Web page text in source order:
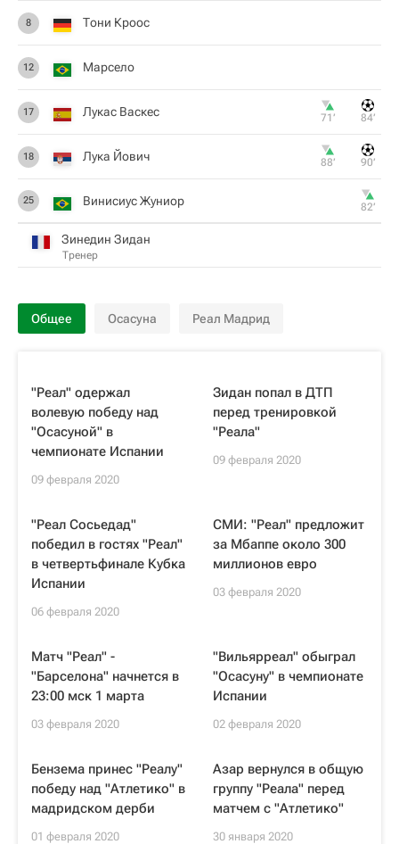
8 Тони Кроос
12 Марсело
17 Лукас Васкес 71‎’‎ 84‎’‎
18 Лука Йович 88‎’‎ 90‎’‎
25 Винисиус Жуниор 82‎’‎
Зинедин Зидан
Тренер
Общее Осасуна Реал Мадрид
"Реал" одержал
волевую победу над
"Осасуной" в
чемпионате Испании
09 февраля 2020
Зидан попал в ДТП
перед тренировкой
"Реала"
09 февраля 2020
"Реал Сосьедад"
победил в гостях "Реал"
в четвертьфинале Кубка
Испании
06 февраля 2020
СМИ: "Реал" предложит
за Мбаппе около 300
миллионов евро
03 февраля 2020
Матч "Реал" -
"Барселона" начнется в
23:00 мск 1 марта
03 февраля 2020
"Вильярреал" обыграл
"Осасуну" в чемпионате
Испании
02 февраля 2020
Бензема принес "Реалу"
победу над "Атлетико" в
мадридском дерби
01 февраля 2020
Азар вернулся в общую
группу "Реала" перед
матчем с "Атлетико"
30 января 2020